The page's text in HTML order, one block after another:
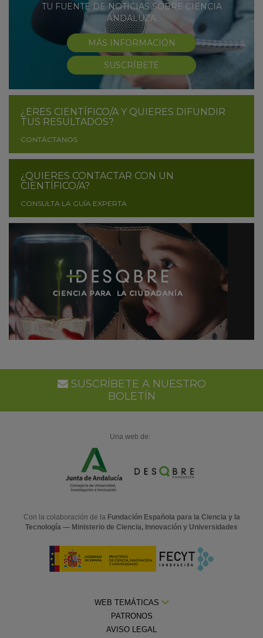
TU FUENTE DE NOTICIAS SOBRE CIENCIA
ANDALUZA
MÁS INFORMACIÓN
SUSCRÍBETE
¿ERES CIENTÍFICO/A Y QUIERES DIFUNDIR
TUS RESULTADOS?
CONTÁCTANOS
¿QUIERES CONTACTAR CON UN
CIENTÍFICO/A?
CONSULTA LA GUÍA EXPERTA
SUSCRÍBETE A NUESTRO
BOLETÍN
Una web de:
Con la colaboración de la Fundación Española para la Ciencia y la
Tecnología — Ministerio de Ciencia, Innovación y Universidades
WEB TEMÁTICAS
PATRONOS
AVISO LEGAL